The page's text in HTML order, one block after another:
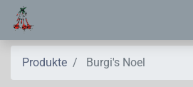
Produkte Burgi's Noel